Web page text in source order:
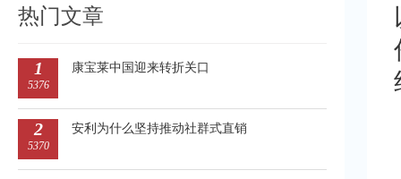
热门文章
1
5376
康宝莱中国迎来转折关口
2
5370
安利为什么坚持推动社群式直销